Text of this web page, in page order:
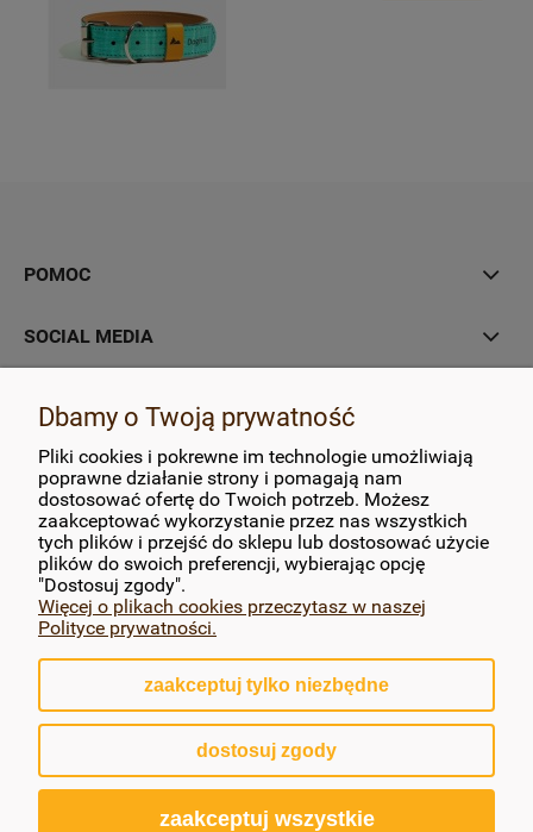
POMOC
SOCIAL MEDIA
PŁATNOŚCI I DOSTAWA
INFORMACJE
O NAS
Dbamy o Twoją prywatność
Pliki cookies i pokrewne im technologie umożliwiają
poprawne działanie strony i pomagają nam
dostosować ofertę do Twoich potrzeb. Możesz
zaakceptować wykorzystanie przez nas wszystkich
tych plików i przejść do sklepu lub dostosować użycie
plików do swoich preferencji, wybierając opcję
"Dostosuj zgody".
Więcej o plikach cookies przeczytasz w naszej
Polityce prywatności.
zaakceptuj tylko niezbędne
dostosuj zgody
zaakceptuj wszystkie